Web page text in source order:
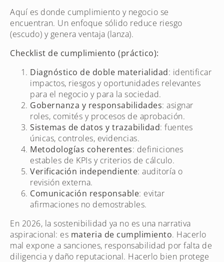
Aquí es donde cumplimiento y negocio se
encuentran. Un enfoque sólido reduce riesgo
(escudo) y genera ventaja (lanza).
Checklist de cumplimiento (práctico):
Diagnóstico de doble materialidad: identificar
impactos, riesgos y oportunidades relevantes
para el negocio y para la sociedad.
Gobernanza y responsabilidades: asignar
roles, comités y procesos de aprobación.
Sistemas de datos y trazabilidad: fuentes
únicas, controles, evidencias.
Metodologías coherentes: definiciones
estables de KPIs y criterios de cálculo.
Verificación independiente: auditoría o
revisión externa.
Comunicación responsable: evitar
afirmaciones no demostrables.
En 2026, la sostenibilidad ya no es una narrativa
aspiracional: es materia de cumplimiento. Hacerlo
mal expone a sanciones, responsabilidad por falta de
diligencia y daño reputacional. Hacerlo bien protege